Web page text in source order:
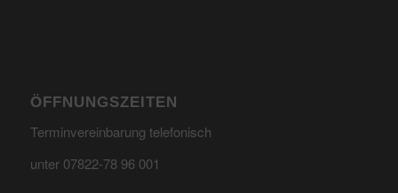
ÖFFNUNGSZEITEN
Terminvereinbarung telefonisch
unter 07822-78 96 001